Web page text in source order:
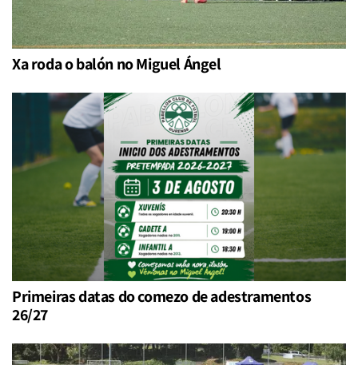
Xa roda o balón no Miguel Ángel
Primeiras datas do comezo de adestramentos
26/27